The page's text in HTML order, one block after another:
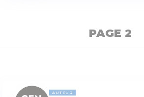
PAGE 2
AUTEUR